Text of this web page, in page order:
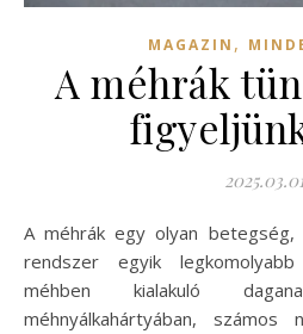
MAGAZIN ,
A méhrák
A méhrák egy olyan betegség, amely a női reproduktív
rendszer egyik
méhben kialakuló
méhnyálkahártyában,